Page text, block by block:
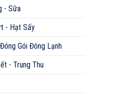
- Sữa
- Hạt Sấy
Gói Đông Lạnh
- Trung Thu